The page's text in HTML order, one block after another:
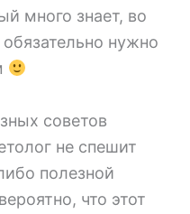
много знает, во
нужно
советов
не спешит
полезной
что этот